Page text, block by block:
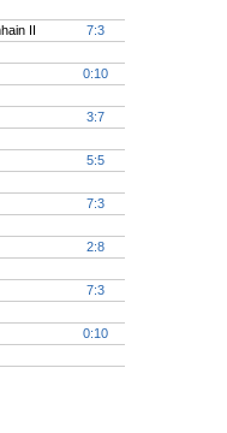
II
7:3
0:10
3:7
5:5
7:3
2:8
7:3
0:10